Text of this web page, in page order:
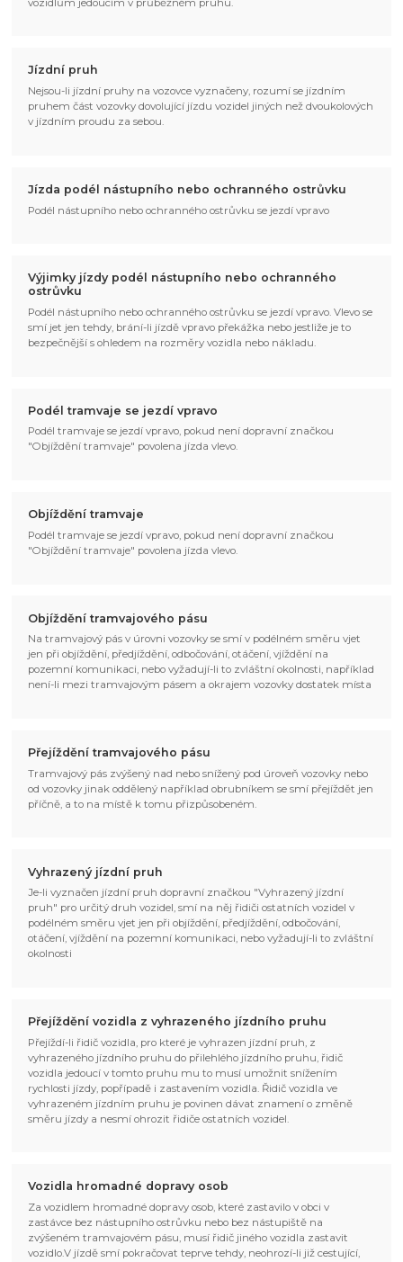
Jízdní pruh
Nejsou-li jízdní pruhy na vozovce vyznačeny, rozumí se jízdním
pruhem část vozovky dovolující jízdu vozidel jiných než dvoukolových
v jízdním proudu za sebou.
Jízda podél nástupního nebo ochranného ostrůvku
Podél nástupního nebo ochranného ostrůvku se jezdí vpravo
Výjimky jízdy podél nástupního nebo ochranného
ostrůvku
Podél nástupního nebo ochranného ostrůvku se jezdí vpravo. Vlevo se
smí jet jen tehdy, brání-li jízdě vpravo překážka nebo jestliže je to
bezpečnější s ohledem na rozměry vozidla nebo nákladu.
Podél tramvaje se jezdí vpravo
Podél tramvaje se jezdí vpravo, pokud není dopravní značkou
"Objíždění tramvaje" povolena jízda vlevo.
Objíždění tramvaje
Podél tramvaje se jezdí vpravo, pokud není dopravní značkou
"Objíždění tramvaje" povolena jízda vlevo.
Objíždění tramvajového pásu
Na tramvajový pás v úrovni vozovky se smí v podélném směru vjet
jen při objíždění, předjíždění, odbočování, otáčení, vjíždění na
pozemní komunikaci, nebo vyžadují-li to zvláštní okolnosti, například
není-li mezi tramvajovým pásem a okrajem vozovky dostatek místa
Přejíždění tramvajového pásu
Tramvajový pás zvýšený nad nebo snížený pod úroveň vozovky nebo
od vozovky jinak oddělený například obrubníkem se smí přejíždět jen
příčně, a to na místě k tomu přizpůsobeném.
Vyhrazený jízdní pruh
Je-li vyznačen jízdní pruh dopravní značkou "Vyhrazený jízdní
pruh" pro určitý druh vozidel, smí na něj řidiči ostatních vozidel v
podélném směru vjet jen při objíždění, předjíždění, odbočování,
otáčení, vjíždění na pozemní komunikaci, nebo vyžadují-li to zvláštní
okolnosti
Přejíždění vozidla z vyhrazeného jízdního pruhu
Přejíždí-li řidič vozidla, pro které je vyhrazen jízdní pruh, z
vyhrazeného jízdního pruhu do přilehlého jízdního pruhu, řidič
vozidla jedoucí v tomto pruhu mu to musí umožnit snížením
rychlosti jízdy, popřípadě i zastavením vozidla. Řidič vozidla ve
vyhrazeném jízdním pruhu je povinen dávat znamení o změně
směru jízdy a nesmí ohrozit řidiče ostatních vozidel.
Vozidla hromadné dopravy osob
Za vozidlem hromadné dopravy osob, které zastavilo v obci v
zastávce bez nástupního ostrůvku nebo bez nástupiště na
zvýšeném tramvajovém pásu, musí řidič jiného vozidla zastavit
vozidlo.V jízdě smí pokračovat teprve tehdy, neohrozí-li již cestující,